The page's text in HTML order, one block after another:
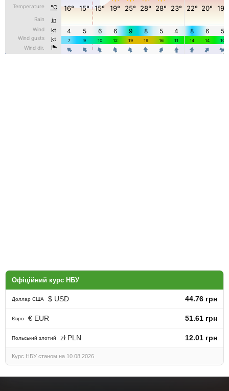
Офіційний курс НБУ
Доллар США $ USD 44.76 грн
Євро € EUR 51.61 грн
Польський злотий zł PLN 12.01 грн
Курс НБУ станом на 10.08.2026